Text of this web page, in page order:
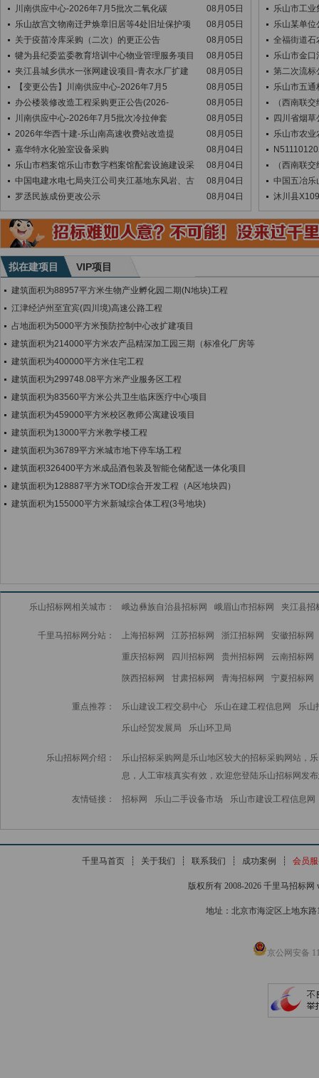
川南供应中心-2026年7月5批次二氧化碳
08月05日
乐山故宫文物南迁尹焕章旧居等4处旧址保护项
08月05日
关于疫苗冷库采购（二次）的更正公告
08月05日
犍为县纪委监委教育培训中心物业管理服务项目
08月05日
夹江县城乡供水一张网建设项目-青衣水厂扩建
08月05日
【变更公告】川南供应中心-2026年7月5
08月05日
办公楼装修改造工程采购更正公告(2026-
08月05日
川南供应中心-2026年7月5批次冷拉伸套
08月05日
2026年华西十建-乐山南高速收费站改造提
08月05日
嘉华特水化验室设备采购
08月04日
乐山市档案馆乐山市数字档案馆配套设施建设采
08月04日
中国电建水电七局夹江公司夹江基地东风岩、古
08月04日
罗丞民族成份更改公示
08月04日
乐山市工
乐山某单
全福街道石
乐山市金
第二次流标
乐山市五
（西南联
四川省烟
乐山市农
（西南联
中国五冶乐
沐川县
拟在建项目 VIP项目
建筑面积为88957平方米生物产业孵化园二期(N地块)工程
江津经泸州至宜宾(四川境)高速公路工程
占地面积为5000平方米预防控制中心改扩建项目
建筑面积为214000平方米农产品精深加工园三期（标准化厂房等
建筑面积为400000平方米住宅工程
建筑面积为299748.08平方米产业服务区工程
建筑面积为83560平方米公共卫生临床医疗中心项目
建筑面积为459000平方米校区教师公寓建设项目
建筑面积为13000平方米教学楼工程
建筑面积为36789平方米城市地下停车场工程
建筑面积326400平方米成品酒包装及智能仓储配送一体化项目
建筑面积为128887平方米TOD综合开发工程（A区地块四）
建筑面积为155000平方米新城综合体工程(3号地块)
乐山招标网相关城市： 峨边彝族自治县招标网 峨眉山市招标网 夹江县招
千里马招标网分站： 上海招标网 江苏招标网 浙江招标网 安徽招标网
重庆招标网 四川招标网 贵州招标网 云南招标网
陕西招标网 甘肃招标网 青海招标网 宁夏招标网
重点推荐： 乐山建设工程交易中心 乐山在建工程信息网 乐山
乐山经贸发展局 乐山环卫局
乐山招标网介绍：
乐山招标采购网是乐山地区较大的招标采购网站，
息，人工审核真实有效，欢迎您登陆乐山招标网发
友情链接： 招标网 乐山二手设备市场 乐山市建设工程信息网
千里马首页 ┊ 关于我们 ┊ 联系我们 ┊ 成功案例 ┊ 会员
版权所有 2008-2026 千里马招标网
地址：北京市海淀区上地东
京公网安备